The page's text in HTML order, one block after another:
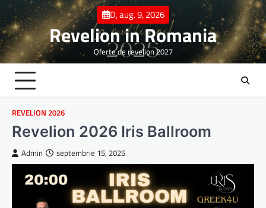
Skip
to
content
D, aug. 9, 2026
Revelion in Romania
Oferte de revelion 2027
REVELION 2026
Revelion 2026 Iris Ballroom
Admin septembrie 15, 2025